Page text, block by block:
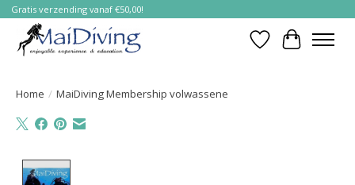
Gratis verzending vanaf €50,00!
Verlanglijst
Home / MaiDiving Membership volwassene